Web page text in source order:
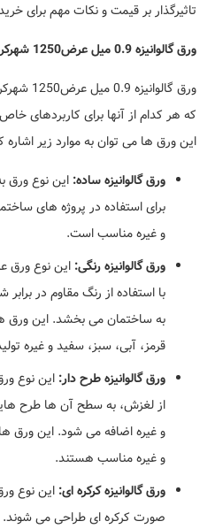
تاثیرگذار بر قیمت و نکات مهم برای
ورق گالوانیزه 0.9 میل عرض1250 شهرکرد
ورق
که هر کدام از آنها برای کاربردهای
این ورق ها می توان به موارد زیر اشاره
ورق گالوانیزه ساده: این نوع ورق
برای استفاده در پروژه های
و غیره مناسب است.
ورق گالوانیزه رنگی: این نوع ورق
با استفاده از رنگ مقاوم در
به ساختمان می بخشد. این ورق
قرمز، آبی، سبز، سفید و غیره
ورق گالوانیزه طرح دار: این نوع
از لغزش، به سطح آن ها طرح هایی
و غیره اضافه می شود. این ورق
و غیره مناسب هستند.
ورق گالوانیزه کرکره ای: این نوع
صورت کرکره ای طراحی می شوند.